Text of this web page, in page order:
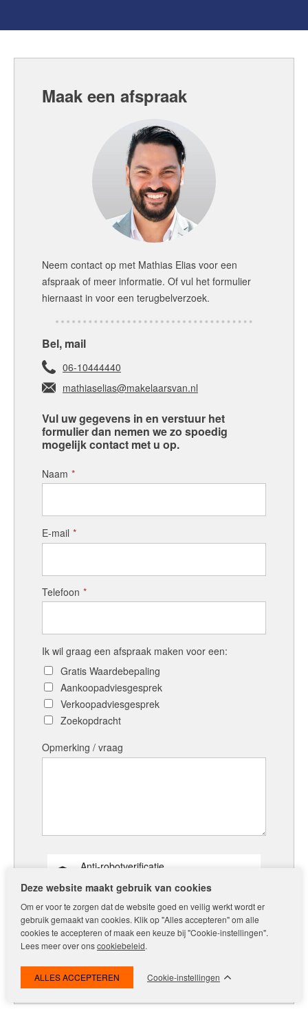
Maak een afspraak
Neem contact op met Mathias Elias voor een
afspraak of meer informatie. Of vul het formulier
hiernaast in voor een terugbelverzoek.
Bel, mail
06-10444440
mathiaselias@makelaarsvan.nl
Vul uw gegevens in en verstuur het
formulier dan nemen we zo spoedig
mogelijk contact met u op.
Naam *
E-mail *
Telefoon *
Ik wil graag een afspraak maken voor een:
Gratis Waardebepaling
Aankoopadviesgesprek
Verkoopadviesgesprek
Zoekopdracht
Opmerking / vraag
Anti-robotverificatie
Friendly
Velden met een * zijn verplicht
Deze website maakt gebruik van cookies
Om er voor te zorgen dat de website goed en veilig werkt wordt er
gebruik gemaakt van cookies. Klik op "Alles accepteren" om alle
cookies te accepteren of maak een keuze bij "Cookie-instellingen".
Lees meer over onscookiebeleid.
Cookie-instellingen